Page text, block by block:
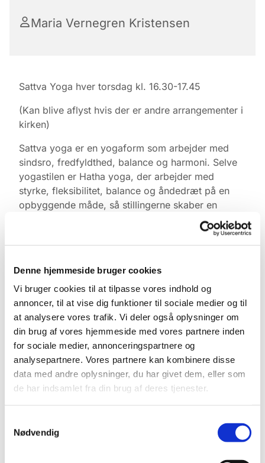
Denne hjemmeside bruger cookies
Vi bruger cookies til at tilpasse vores indhold og
annoncer, til at vise dig funktioner til sociale medier og til
at analysere vores trafik. Vi deler også oplysninger om
din brug af vores hjemmeside med vores partnere inden
for sociale medier, annonceringspartnere og
analysepartnere. Vores partnere kan kombinere disse
data med andre oplysninger, du har givet dem, eller som
de har indsamlet fra din brug af deres tjenester.
Nødvendig
Maria Vernegren Kristensen
Sattva Yoga hver torsdag kl. 16.30-17.45
(Kan blive aflyst hvis der er andre arrangementer i
kirken)
Sattva yoga er en yogaform som arbejder med
sindsro, fredfyldthed, balance og harmoni. Selve
yogastilen er Hatha yoga, der arbejder med
styrke, fleksibilitet, balance og åndedræt på en
opbyggende måde, så stillingerne skaber en
Yogaen er gratis. Medbring gerne egen måtte,
kan låne. Kom gerne 10 min. før og find ro i
kirkerummet.
Tilmelding ikke nødvendig.